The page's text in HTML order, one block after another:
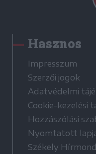
Hasznos
Impresszum
Szerzői jogok
Adatvédelmi
Cookie-kezelési
Hozzászólási
Nyomtatott
Székely